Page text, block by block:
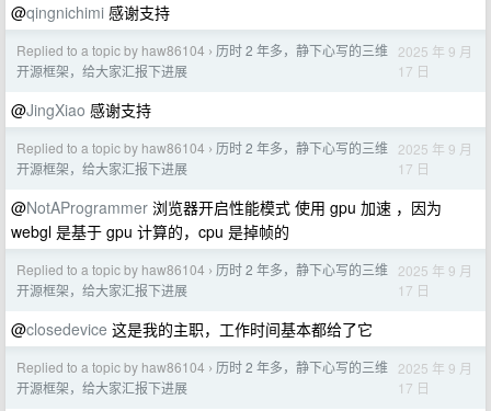
@qingnichimi 感谢支持
Replied to a topic by haw86104 › 历时 2 年多，静下心写的三维
开源框架，给大家汇报下进展
2025 年 9 月
17 日
@JingXiao 感谢支持
Replied to a topic by haw86104 › 历时 2 年多，静下心写的三维
开源框架，给大家汇报下进展
2025 年 9 月
17 日
@NotAProgrammer 浏览器开启性能模式 使用 gpu 加速 ，因为
webgl 是基于 gpu 计算的，cpu 是掉帧的
Replied to a topic by haw86104 › 历时 2 年多，静下心写的三维
开源框架，给大家汇报下进展
2025 年 9 月
17 日
@closedevice 这是我的主职，工作时间基本都给了它
Replied to a topic by haw86104 › 历时 2 年多，静下心写的三维
开源框架，给大家汇报下进展
2025 年 9 月
17 日